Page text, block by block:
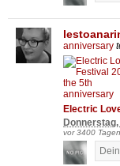
anniversary
Electric
vor 3400 Tagen